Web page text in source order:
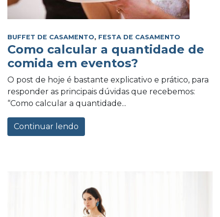
BUFFET DE CASAMENTO, FESTA DE CASAMENTO
Como calcular a quantidade de
comida em eventos?
O post de hoje é bastante explicativo e prático, para
responder as principais dúvidas que recebemos:
“Como calcular a quantidade...
Continuar lendo